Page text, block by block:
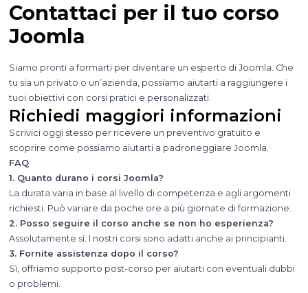
Contattaci per il tuo corso
Joomla
Siamo pronti a formarti per diventare un esperto di Joomla. Che
tu sia un privato o un’azienda, possiamo aiutarti a raggiungere i
tuoi obiettivi con corsi pratici e personalizzati.
Richiedi maggiori informazioni
Scrivici oggi stesso per ricevere un preventivo gratuito e
scoprire come possiamo aiutarti a padroneggiare Joomla.
FAQ
1. Quanto durano i corsi Joomla?
La durata varia in base al livello di competenza e agli argomenti
richiesti. Può variare da poche ore a più giornate di formazione.
2. Posso seguire il corso anche se non ho esperienza?
Assolutamente sì. I nostri corsi sono adatti anche ai principianti.
3. Fornite assistenza dopo il corso?
Sì, offriamo supporto post-corso per aiutarti con eventuali dubbi
o problemi.